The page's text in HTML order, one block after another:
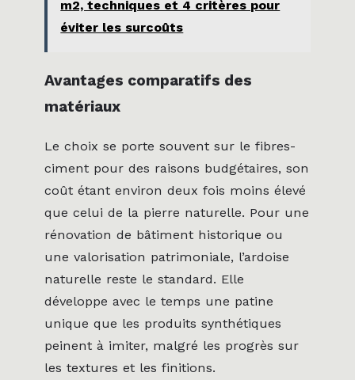
m2, techniques et 4 critères pour
éviter les surcoûts
Avantages comparatifs des
matériaux
Le choix se porte souvent sur le fibres-
ciment pour des raisons budgétaires, son
coût étant environ deux fois moins élevé
que celui de la pierre naturelle. Pour une
rénovation de bâtiment historique ou
une valorisation patrimoniale, l’ardoise
naturelle reste le standard. Elle
développe avec le temps une patine
unique que les produits synthétiques
peinent à imiter, malgré les progrès sur
les textures et les finitions.